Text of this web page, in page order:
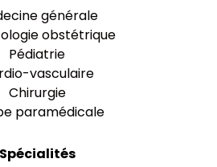
générale
obstétrique
Pédiatrie
vasculaire
Chirurgie
paramédicale
Spécialités